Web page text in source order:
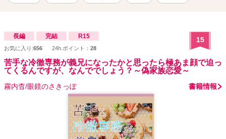
長編 完結 R15
お気に入り:656 24h.ポイント： 28
15
苦手な冷徹専務が義兄になったかと思ったら極あま顔で迫っ
てくるんですが、なんででしょう？～偽家族恋愛～
霧内杳/眼鏡のさきっぽ 書籍情報